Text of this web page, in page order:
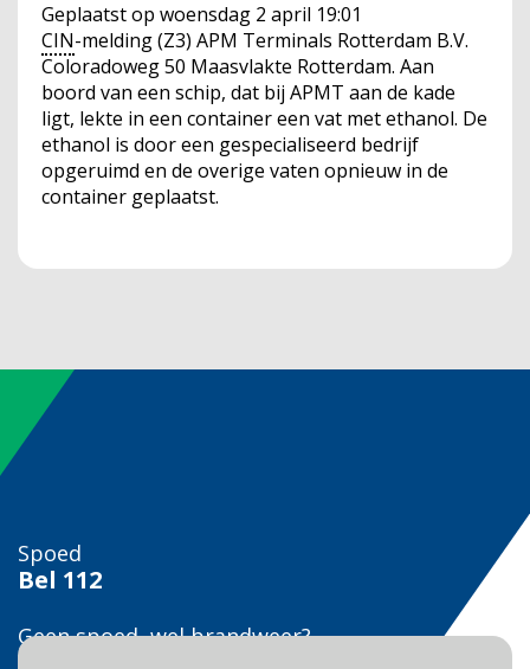
Geplaatst op woensdag 2 april 19:01
CIN-melding (Z3) APM Terminals Rotterdam B.V.
Coloradoweg 50 Maasvlakte Rotterdam. Aan
boord van een schip, dat bij APMT aan de kade
ligt, lekte in een container een vat met ethanol. De
ethanol is door een gespecialiseerd bedrijf
opgeruimd en de overige vaten opnieuw in de
container geplaatst.
Spoed
Bel 112
Geen spoed, wel brandweer?
Bel